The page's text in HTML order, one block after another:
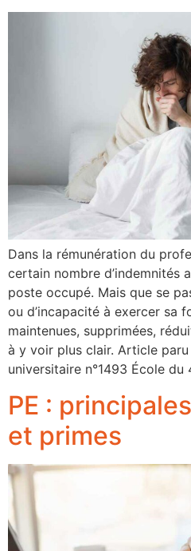
Dans la rémunération du
certain nombre d’indemnités
poste occupé. Mais que se
ou d’incapacité à exercer sa
maintenues, supprimées,
à y voir plus clair. Article
universitaire n°1493 École
PE :
et primes